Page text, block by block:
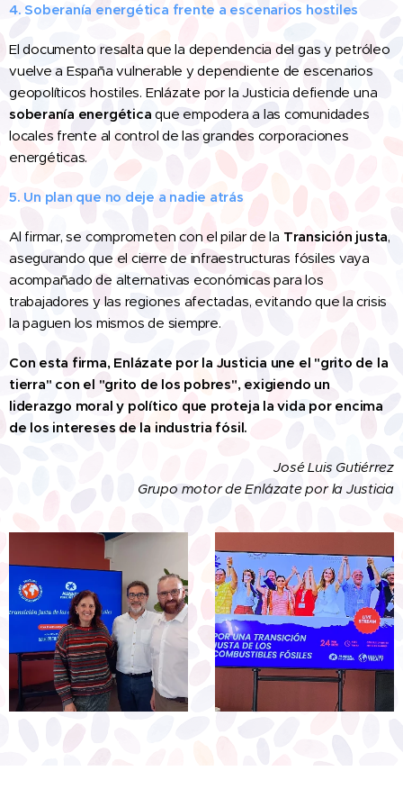
4. Soberanía energética frente a escenarios hostiles
El documento resalta que la dependencia del gas y petróleo
vuelve a España vulnerable y dependiente de escenarios
geopolíticos hostiles. Enlázate por la Justicia defiende una
soberanía energética que empodera a las comunidades
locales frente al control de las grandes corporaciones
energéticas.
5. Un plan que no deje a nadie atrás
Al firmar, se comprometen con el pilar de la Transición justa,
asegurando que el cierre de infraestructuras fósiles vaya
acompañado de alternativas económicas para los
trabajadores y las regiones afectadas, evitando que la crisis
la paguen los mismos de siempre.
Con esta firma, Enlázate por la Justicia une el "grito de la
tierra" con el "grito de los pobres", exigiendo un
liderazgo moral y político que proteja la vida por encima
de los intereses de la industria fósil.
José Luis Gutiérrez
Grupo motor de Enlázate por la Justicia